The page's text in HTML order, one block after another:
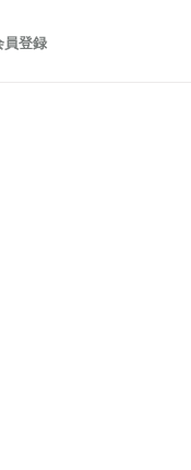
員登録